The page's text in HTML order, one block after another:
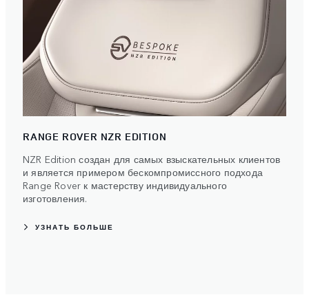
RANGE ROVER NZR EDITION
NZR Edition создан для самых взыскательных клиентов
и является примером бескомпромиссного подхода
Range Rover к мастерству индивидуального
изготовления.
УЗНАТЬ БОЛЬШЕ